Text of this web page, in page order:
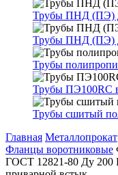
Трубы ПНД (ПЭ)
Трубы ПНД (ПЭ)
Трубы
Трубы ПЭ100RC
Трубы сшитый
Главная Металлопрокат
Фланцы воротниковые
ГОСТ 12821-80 Ду 200